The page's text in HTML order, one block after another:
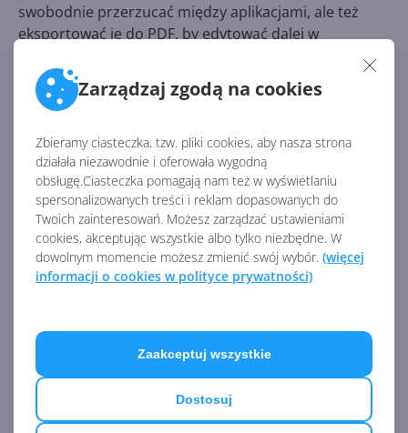
Zarządzaj zgodą na cookies
Zbieramy ciasteczka, tzw. pliki cookies, aby nasza strona
działała niezawodnie i oferowała wygodną
obsługę.Ciasteczka pomagają nam też w wyświetlaniu
spersonalizowanych treści i reklam dopasowanych do
Twoich zainteresowań. Możesz zarządzać ustawieniami
cookies, akceptując wszystkie albo tylko niezbędne. W
dowolnym momencie możesz zmienić swój wybór. (więcej
informacji o cookies w polityce prywatności)
Dostosuj
Zaakceptuj wszystkie
swobodnie przerzucać między aplikacjami, ale też
eksportować je do PDF, by edytować dalej w
narzędzia, jak warstwy, maski i zaznaczanie. Firma nie
wyznaczyła jeszcze daty premiery, ale już teraz
Źródło:
https://theblog.adobe.com/our-upcoming-drawing-
and-painting-app-has-a-new-name-adobe-fresco/
AKTUALNOŚCI Z KATEGORII
Sporo nowości w Microsoft
Store na Windows